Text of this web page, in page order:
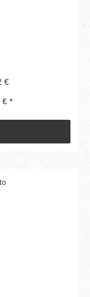
€
*